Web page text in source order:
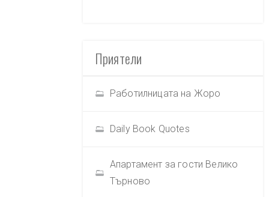
Приятели
Работилницата на Жоро
Daily Book Quotes
Апартамент за гости Велико
Търново